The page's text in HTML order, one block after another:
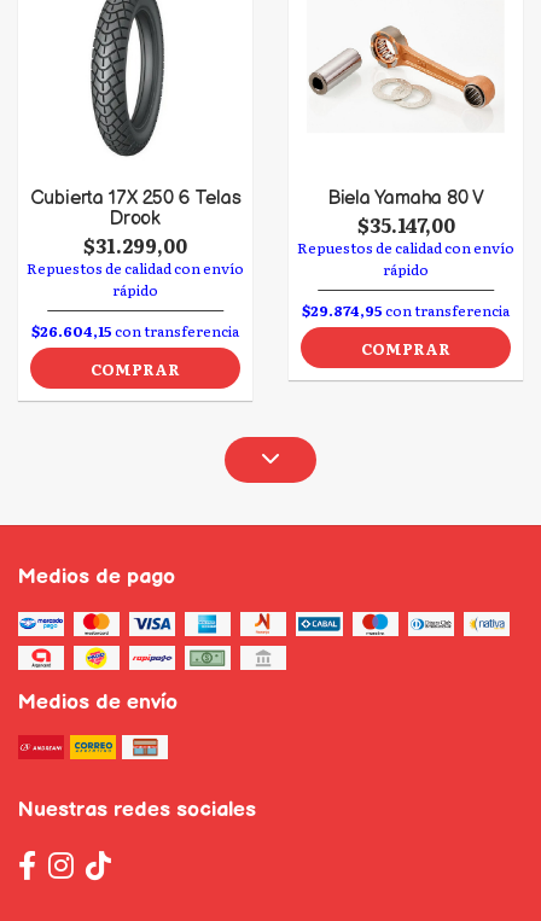
Cubierta 17 X 250 6 Telas
Drook
$31.299,00
Repuestos de calidad con envío
rápido
$26.604,15con transferencia
COMPRAR
Biela Yamaha 80 V
$35.147,00
Repuestos de calidad con envío
rápido
$29.874,95con transferencia
COMPRAR
Medios de pago
Medios de envío
Nuestras redes sociales